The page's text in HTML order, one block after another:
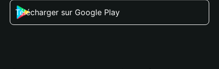
Télécharger sur Google Play